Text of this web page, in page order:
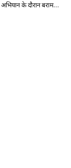
के दौरान बरामद हुई चोरी की बाइक